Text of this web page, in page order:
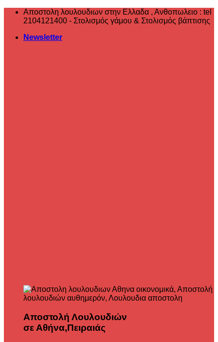
ΜετάβασηΑποστολη λουλουδιων στην Ελλαδα , ‎Ανθοπωλειο : tel
2104121400 - Στολισμός γάμου & Στολισμός βάπτισης
Newsletter
Αποστολή Λουλουδιών
σε Αθήνα,Πειραιάς